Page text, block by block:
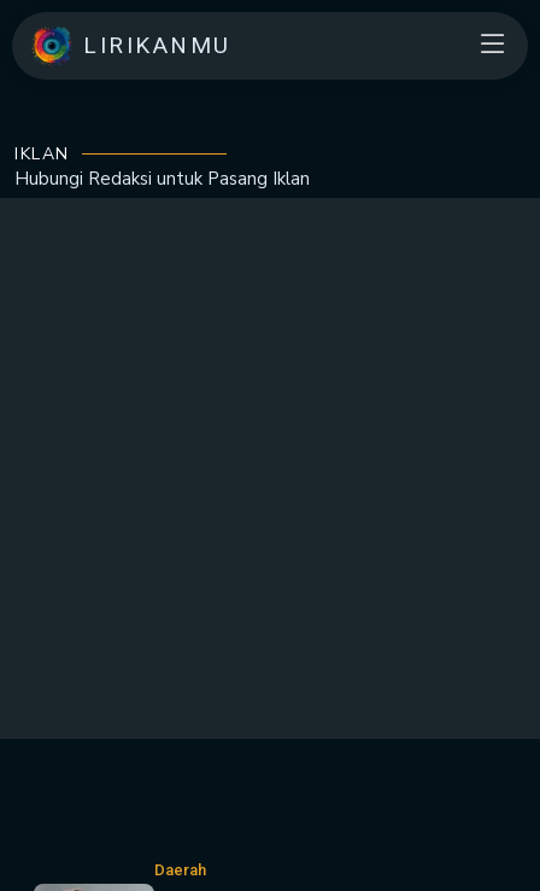
LIRIKANMU
IKLAN
Hubungi Redaksi untuk Pasang Iklan
Daerah